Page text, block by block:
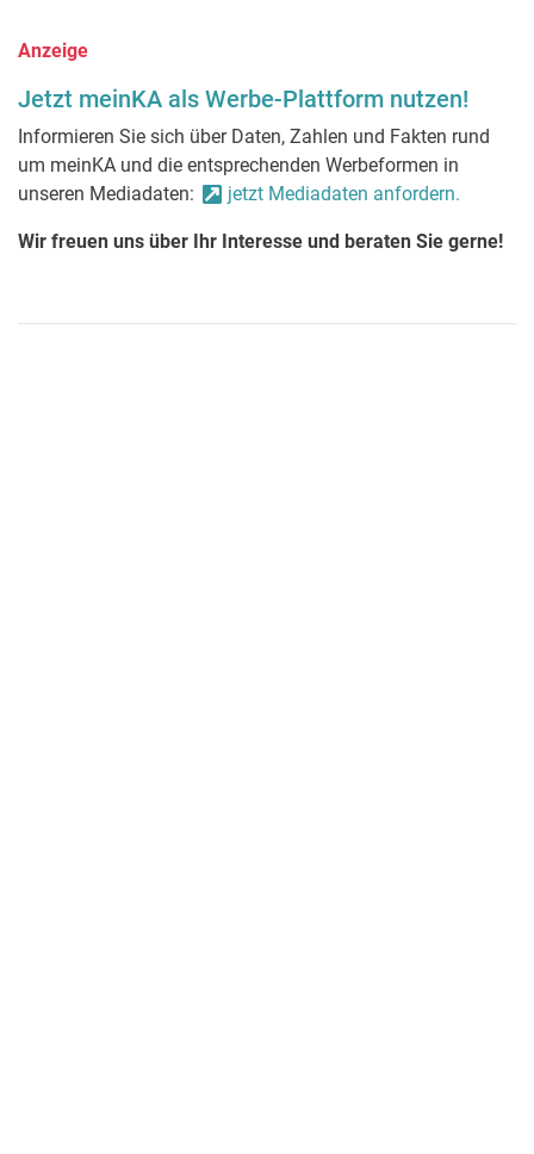
Anzeige
Jetzt meinKA als Werbe-Plattform nutzen!
Informieren Sie sich über Daten, Zahlen und Fakten rund
um meinKA und die entsprechenden Werbeformen in
unseren Mediadaten:
jetzt Mediadaten anfordern.
Wir freuen uns über Ihr Interesse und beraten Sie gerne!